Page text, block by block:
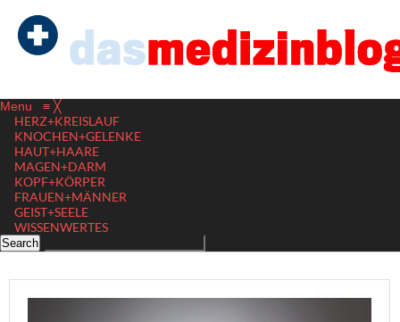
Menu ≡ ╳
HERZ+KREISLAUF
KNOCHEN+GELENKE
HAUT+HAARE
MAGEN+DARM
KOPF+KÖRPER
FRAUEN+MÄNNER
GEIST+SEELE
WISSENWERTES